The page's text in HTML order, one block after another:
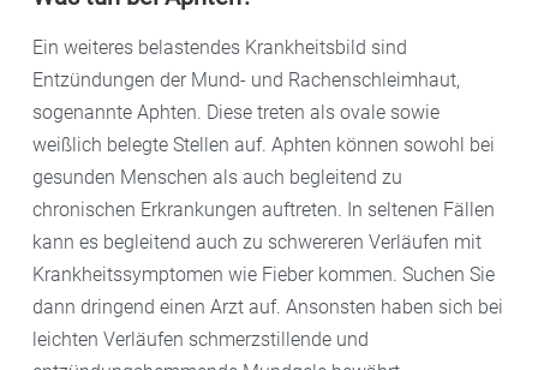
Ein weiteres belastendes Krankheitsbild sind
Entzündungen der Mund- und Rachenschleimhaut,
sogenannte Aphten. Diese treten als ovale sowie
weißlich belegte Stellen auf. Aphten können sowohl bei
gesunden Menschen als auch begleitend zu
chronischen Erkrankungen auftreten. In seltenen Fällen
kann es begleitend auch zu schwereren Verläufen mit
Krankheitssymptomen wie Fieber kommen. Suchen Sie
dann dringend einen Arzt auf. Ansonsten haben sich bei
leichten Verläufen schmerzstillende und